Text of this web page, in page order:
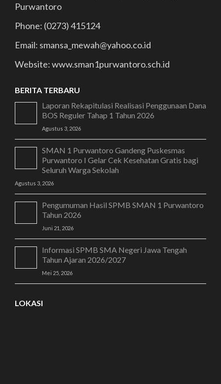
Purwantoro
Phone: (0273) 415124
Email: smansa_mewah@yahoo.co.id
Website: www.sman1purwantoro.sch.id
BERITA TERBARU
Laporan Rekapitulasi Realisasi Penggunaan Dana
BOS Reguler Tahap 1 Tahun 2026
Agustus 3, 2026
SMAN 1 Purwantoro Gandeng Puskesmas
Purwantoro I Gelar Cek Kesehatan Gratis bagi
Seluruh Warga Sekolah
Agustus 3, 2026
Pengumuman Hasil SPMB SMAN 1 Purwantoro
Tahun 2026
Juni 21, 2026
Informasi SPMB SMA Negeri Jawa Tengah
Tahun Ajaran 2026/2027
Mei 25, 2026
LOKASI